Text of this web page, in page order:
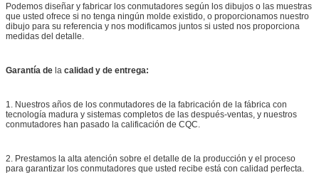
Podemos diseñar y fabricar los conmutadores según los dibujos o las muestras
que usted ofrece si no tenga ningún molde existido, o proporcionamos nuestro
dibujo para su referencia y nos modificamos juntos si usted nos proporciona
medidas del detalle.
Garantía de la calidad y de entrega:
1. Nuestros años de los conmutadores de la fabricación de la fábrica con
tecnología madura y sistemas completos de las después-ventas, y nuestros
conmutadores han pasado la calificación de CQC.
2. Prestamos la alta atención sobre el detalle de la producción y el proceso
para garantizar los conmutadores que usted recibe está con calidad perfecta.